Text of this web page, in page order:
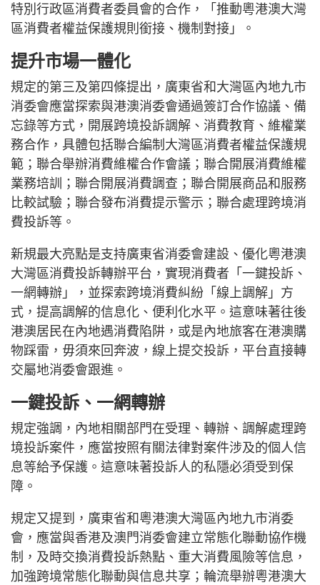
特別行政區消費者委員會的合作，「推動粵港澳大灣
區消費者權益保護規則銜接、機制對接」。
提升市場一體化
規定的第三及第四條提出，廣東省和大灣區內地九市
消委會應當探索與港澳消委會通過簽訂合作協議、備
忘錄等方式，開展跨境投訴調解、消費教育、維權業
務合作，具體包括聯合編制大灣區消費者權益保護規
範；聯合舉辦消費維權合作會議；聯合開展消費維權
業務培訓；聯合開展消費調查；聯合開展商品和服務
比較試驗；聯合發布消費提示警示；聯合處理跨境消
費投訴等。
新規最大亮點是支持廣東省消委會建設、優化粵港澳
大灣區消費投訴轉辦平台，實現消費者「一鍵投訴、
一網轉辦」，並探索跨境消費糾紛「線上調解」方
式，提高調解的信息化、便利化水平。這意味著往後
港澳居民在內地遇消費陷阱，或是內地旅客在港澳購
物踩雷，毋須來回奔波，線上提交投訴，平台直接轉
交屬地消委會跟進。
一鍵投訴、一網轉辦
規定強調，內地相關部門在受理、轉辦、調解處理跨
境投訴案件，應當按照有關法律對案件涉及的個人信
息等給予保護。這意味著投訴人的私隱必須受到保
障。
規定又提到，廣東省和粵港澳大灣區內地九市消委
會，應當與香港及澳門消委會建立常態化聯動協作機
制，及時交換消費投訴熱點、重大消費風險等信息，
加強跨境常態化聯動與信息共享；輪流舉辦粵港澳大